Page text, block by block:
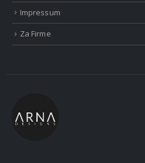
Impressum
Za Firme